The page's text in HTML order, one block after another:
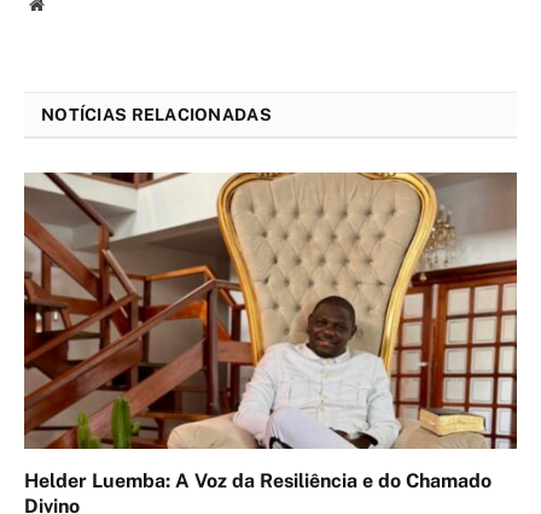
Website
NOTÍCIAS RELACIONADAS
Helder Luemba: A Voz da Resiliência e do Chamado
Divino